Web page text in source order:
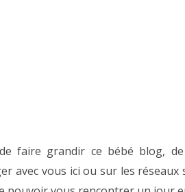
faire grandir ce bébé blog,
avec vous ici ou sur les réseaux